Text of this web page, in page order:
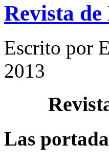
Revista de
Escrito por
2013
Las